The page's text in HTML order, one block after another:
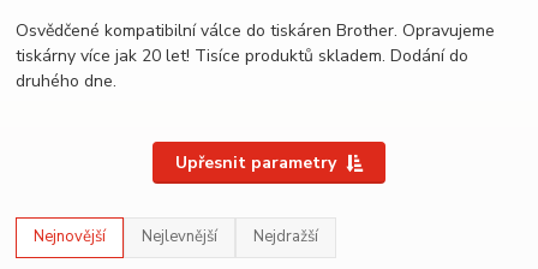
Osvědčené kompatibilní válce do tiskáren Brother. Opravujeme
tiskárny více jak 20 let! Tisíce produktů skladem. Dodání do
druhého dne.
Upřesnit parametry
Nejnovější Nejlevnější Nejdražší